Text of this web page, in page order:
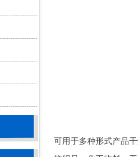
可用于多种形式产品